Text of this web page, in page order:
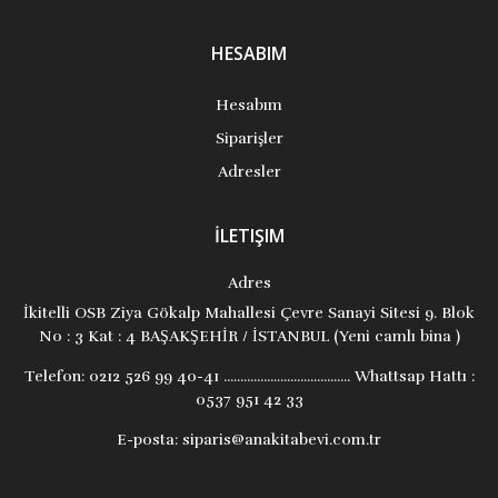
HESABIM
Hesabım
Siparişler
Adresler
İLETIŞIM
Adres
İkitelli OSB Ziya Gökalp Mahallesi Çevre Sanayi Sitesi 9. Blok
No : 3 Kat : 4 BAŞAKŞEHİR / İSTANBUL (Yeni camlı bina )
Telefon:0212 526 99 40-41 ...................................... Whattsap Hattı :
0537 951 42 33
E-posta: siparis@anakitabevi.com.tr